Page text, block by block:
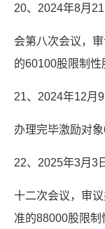
20、2024年8月
会第八次会议，
的60100股限制性
21、2024年12月
办理完毕激励对
22、2025年3月3
十二次会议，审
准的88000股限制